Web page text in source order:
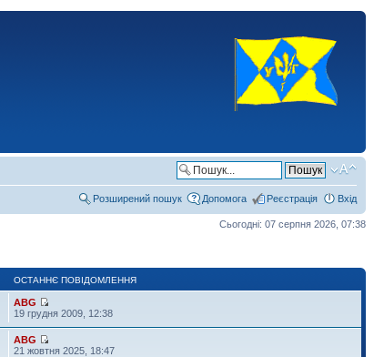
Розширений пошук Допомога Реєстрація Вхід
Сьогодні: 07 серпня 2026, 07:38
ОСТАННЄ ПОВІДОМЛЕННЯ
ABG
19 грудня 2009, 12:38
ABG
21 жовтня 2025, 18:47